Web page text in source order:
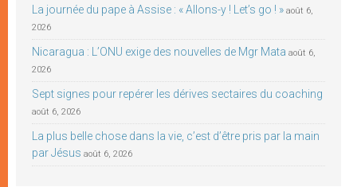
La journée du pape à Assise : « Allons-y ! Let’s go ! » août 6,
2026
Nicaragua : L’ONU exige des nouvelles de Mgr Mata août 6,
2026
Sept signes pour repérer les dérives sectaires du coaching
août 6, 2026
La plus belle chose dans la vie, c’est d’être pris par la main
par Jésus août 6, 2026